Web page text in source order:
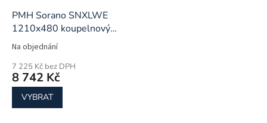
PMH Sorano SNXLWE
1210x480 koupelnový
radiátor
Na objednání
7 225 Kč bez DPH
8 742 Kč
VYBRAT